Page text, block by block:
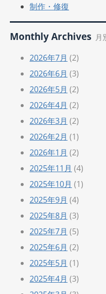
制作・修復
Monthly Archives 月
2026年7月 (2)
2026年6月 (3)
2026年5月 (2)
2026年4月 (2)
2026年3月 (2)
2026年2月 (1)
2026年1月 (2)
2025年11月 (4)
2025年10月 (1)
2025年9月 (4)
2025年8月 (3)
2025年7月 (5)
2025年6月 (2)
2025年5月 (1)
2025年4月 (3)